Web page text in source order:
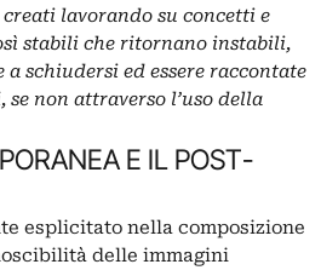
lavorando su concetti e
stabili che ritornano instabili,
schiudersi ed essere raccontate
non attraverso l’uso della
E IL POST-
esplicitato nella composizione
delle immagini